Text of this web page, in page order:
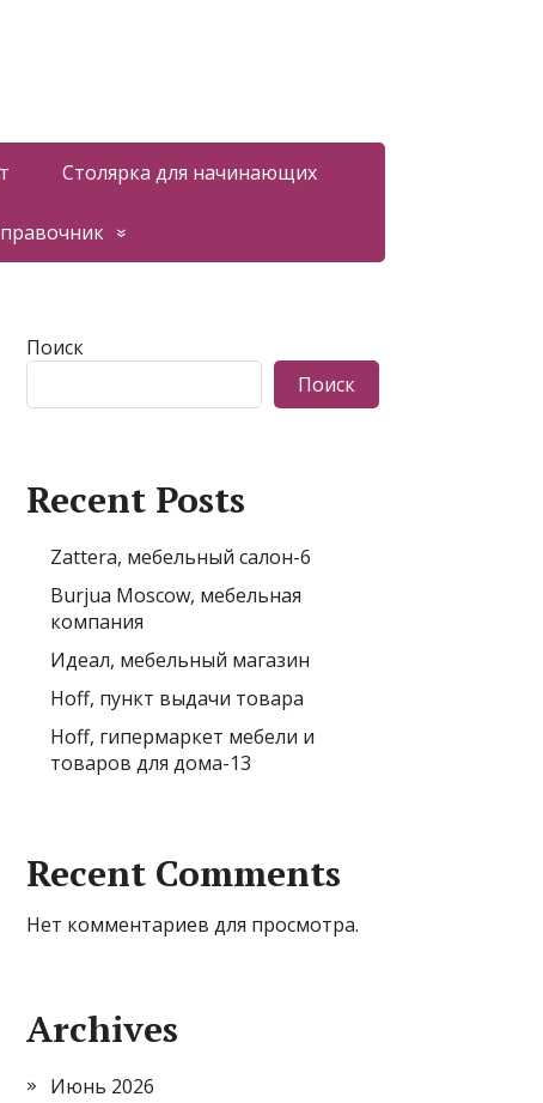
Столярка для начинающих
Поиск
Поиск
Recent Posts
Zattera, мебельный салон-6
Burjua Moscow, мебельная
компания
Идеал, мебельный магазин
Hoff, пункт выдачи товара
Hoff, гипермаркет мебели и
товаров для дома-13
Recent Comments
Нет комментариев для просмотра.
Archives
Июнь 2026